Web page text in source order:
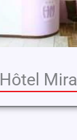
Hôtel